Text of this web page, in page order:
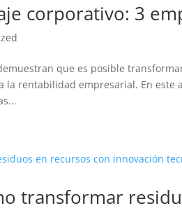
corporativo: 3
que es posible
la rentabilidad empresarial. En este
transformar